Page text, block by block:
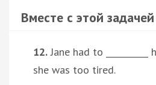
Вместе с этой
12.Jane had to
she was too tired.